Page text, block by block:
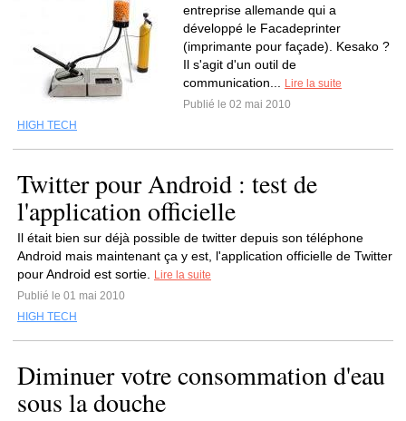
entreprise allemande qui a
développé le Facadeprinter
(imprimante pour façade). Kesako ?
Il s'agit d'un outil de
communication...
Lire la suite
Publié le 02 mai 2010
HIGH TECH
Twitter pour Android : test de
l'application officielle
Il était bien sur déjà possible de twitter depuis son téléphone
Android mais maintenant ça y est, l'application officielle de Twitter
pour Android est sortie.
Lire la suite
Publié le 01 mai 2010
HIGH TECH
Diminuer votre consommation d'eau
sous la douche